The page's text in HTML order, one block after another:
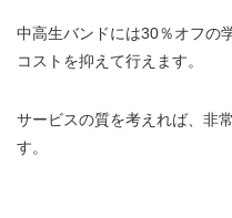
中高生バンドには30％オフの
コストを抑えて行えます。
サービスの質を考えれば、非
す。